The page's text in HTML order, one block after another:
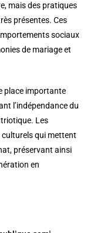
mais des pratiques
présentes. Ces
sociaux
de mariage et
place importante
l’indépendance du
Les
qui mettent
préservant ainsi
en